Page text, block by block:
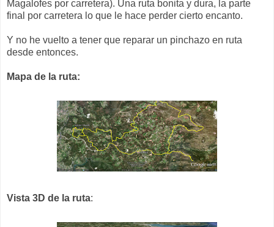
Magalofes por carretera). Una ruta bonita y dura, la parte
final por carretera lo que le hace perder cierto encanto.
Y no he vuelto a tener que reparar un pinchazo en ruta
desde entonces.
Mapa de la ruta:
Vista 3D de la ruta: